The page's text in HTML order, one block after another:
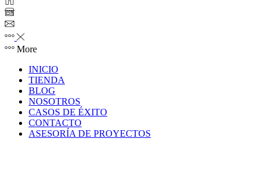
More
INICIO
TIENDA
BLOG
NOSOTROS
CASOS DE ÉXITO
CONTACTO
ASESORÍA DE PROYECTOS